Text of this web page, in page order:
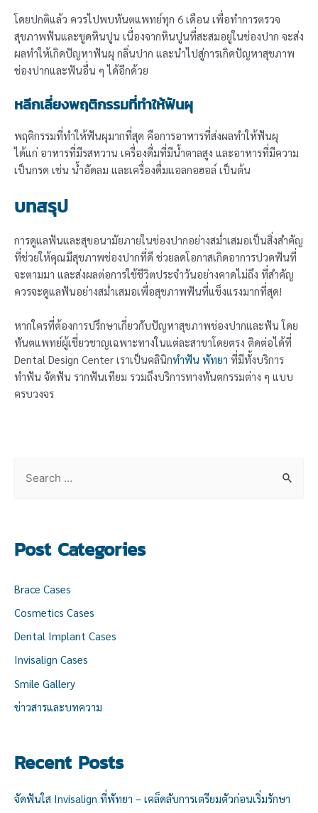
โดยปกติแล้ว ควรไปพบทันตแพทย์ทุก 6 เดือน เพื่อทำการตรวจ
สุขภาพฟันและขูดหินปูน เนื่องจากหินปูนที่สะสมอยู่ในช่องปาก จะส่ง
ผลทำให้เกิดปัญหาฟันผุ กลิ่นปาก และนำไปสู่การเกิดปัญหาสุขภาพ
ช่องปากและฟันอื่น ๆ ได้อีกด้วย
หลีกเลี่ยงพฤติกรรมที่ทำให้ฟันผุ
พฤติกรรมที่ทำให้ฟันผุมากที่สุด คือการอาหารที่ส่งผลทำให้ฟันผุ
ได้แก่ อาหารที่มีรสหวาน เครื่องดื่มที่มีน้ำตาลสูง และอาหารที่มีความ
เป็นกรด เช่น น้ำอัดลม และเครื่องดื่มแอลกอฮอล์ เป็นต้น
บทสรุป
การดูแลฟันและสุขอนามัยภายในช่องปากอย่างสม่ำเสมอเป็นสิ่งสำคัญ
ที่ช่วยให้คุณมีสุขภาพช่องปากที่ดี ช่วยลดโอกาสเกิดอาการปวดฟันที่
จะตามมา และส่งผลต่อการใช้ชีวิตประจำวันอย่างคาดไม่ถึง ที่สำคัญ
ควรจะดูแลฟันอย่างสม่ำเสมอเพื่อสุขภาพฟันที่แข็งแรงมากที่สุด!
หากใครที่ต้องการปรึกษาเกี่ยวกับปัญหาสุขภาพช่องปากและฟัน โดย
ทันตแพทย์ผู้เชี่ยวชาญเฉพาะทางในแต่ละสาขาโดยตรง ติดต่อได้ที่
Dental Design Center เราเป็นคลินิกทำฟัน พัทยา ที่มีทั้งบริการ
ทำฟัน จัดฟัน รากฟันเทียม รวมถึงบริการทางทันตกรรมต่าง ๆ แบบ
ครบวงจร
f
o
r
:
Post Categories
Brace Cases
Cosmetics Cases
Dental Implant Cases
Invisalign Cases
Smile Gallery
ข่าวสารและบทความ
Recent Posts
จัดฟันใส Invisalign ที่พัทยา – เคล็ดลับการเตรียมตัวก่อนเริ่มรักษา